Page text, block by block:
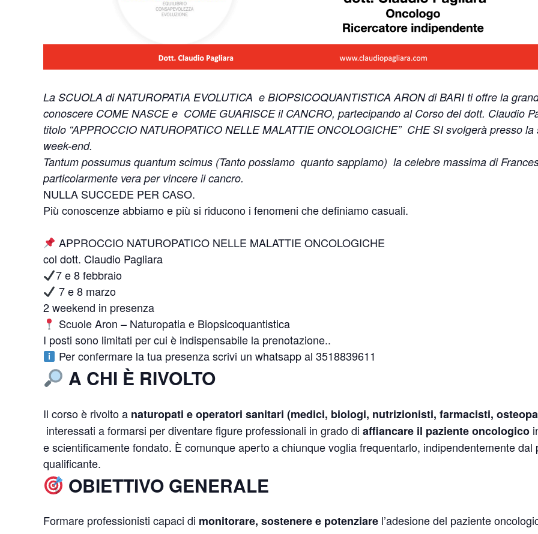
La SCUOLA di NATUROPATIA EVOLUTICA e BIOPSICOQUANTISTICA ARON di BARI ti offre la
conoscere COME NASCE e COME GUARISCE il CANCRO, partecipando al Corso del dott. Claudio
titolo “APPROCCIO NATUROPATICO NELLE MALATTIE ONCOLOGICHE” CHE SI svolgerà presso la
week-end.
Tantum possumus quantum scimus (Tanto possiamo quanto sappiamo) la celebre massima di
particolarmente vera per vincere il cancro.
NULLA SUCCEDE PER CASO.
Più conoscenze abbiamo e più si riducono i fenomeni che definiamo casuali.
APPROCCIO NATUROPATICO NELLE MALATTIE ONCOLOGICHE
col dott. Claudio Pagliara
7 e 8 febbraio
7 e 8 marzo
2 weekend in presenza
Scuole Aron – Naturopatia e Biopsicoquantistica
I posti sono limitati per cui è indispensabile la prenotazione..
Per confermare la tua presenza scrivi un whatsapp al 3518839611
A CHI È RIVOLTO
Il corso è rivolto a naturopati e operatori sanitari (medici, biologi, nutrizionisti, farmacisti,
interessati a formarsi per diventare figure professionali in grado di affiancare il paziente oncologico
e scientificamente fondato. È comunque aperto a chiunque voglia frequentarlo, indipendentemente dal
qualificante.
OBIETTIVO GENERALE
Formare professionisti capaci di monitorare, sostenere e potenziare l’adesione del paziente